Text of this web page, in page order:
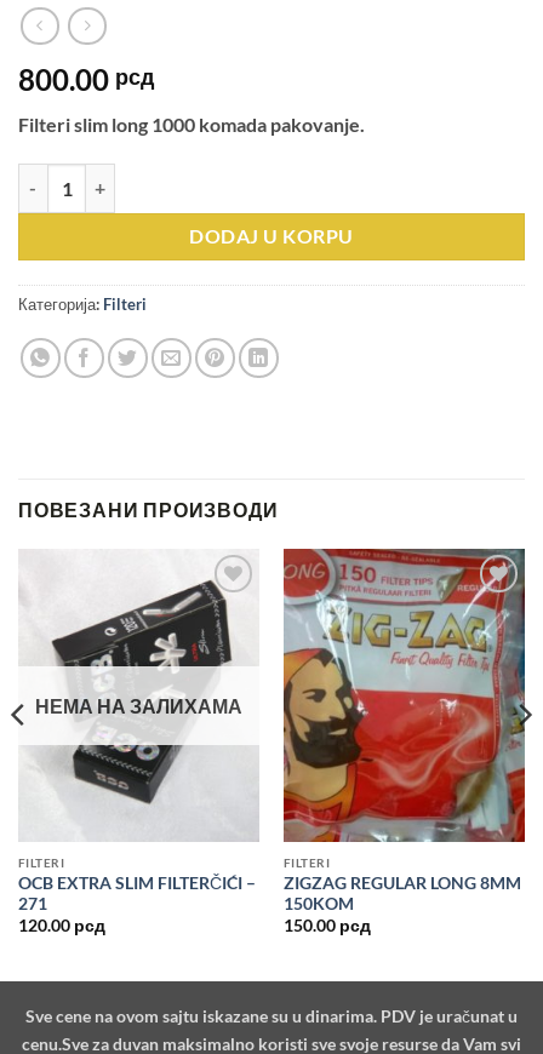
800.00 рсд
Filteri slim long 1000 komada pakovanje.
DODAJ U KORPU
Категорија: Filteri
ПОВЕЗАНИ ПРОИЗВОДИ
Dodajte
u listu
želja
НЕМА НА ЗАЛИХАМА
FILTERI
OCB EXTRA SLIM FILTERČIĆI –
271
120.00 рсд
Dodajte
u listu
želja
FILTERI
ZIGZAG REGULAR LONG 8MM
150KOM
150.00 рсд
Sve cene na ovom sajtu iskazane su u dinarima. PDV je uračunat u
cenu.Sve za duvan maksimalno koristi sve svoje resurse da Vam svi